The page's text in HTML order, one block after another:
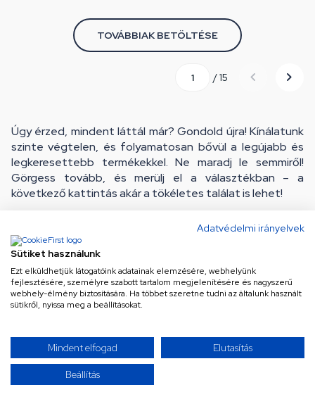
Adatvédelmi irányelvek
Sütiket használunk
Ezt elküldhetjük látogatóink adatainak elemzésére, webhelyünk
fejlesztésére, személyre szabott tartalom megjelenítésére és nagyszerű
webhely-élmény biztosítására. Ha többet szeretne tudni az általunk használt
sütikről, nyissa meg a beállításokat.
Mindent elfogad Elutasítás
Beállítás
TOVÁBBIAK BETÖLTÉSE
/ 15
Úgy érzed, mindent láttál már? Gondold újra! Kínálatunk
szinte végtelen, és folyamatosan bővül a legújabb és
legkeresettebb termékekkel. Ne maradj le semmiről!
Görgess tovább, és merülj el a választékban – a
következő kattintás akár a tökéletes találat is lehet!
Ne maradj le a legjobb
ajánlatokról!